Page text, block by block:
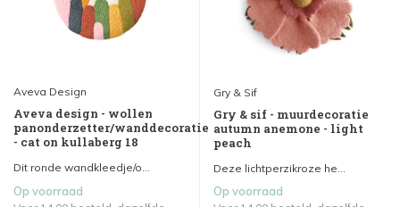
Aveva Design
Aveva design - wollen
panonderzetter/wanddecoratie
- cat on kullaberg 18
Dit ronde wandkleedje/o...
Op voorraad
Gry & Sif
Gry & sif - muurdecoratie
autumn anemone - light
peach
Deze lichtperzikroze he...
Op voorraad